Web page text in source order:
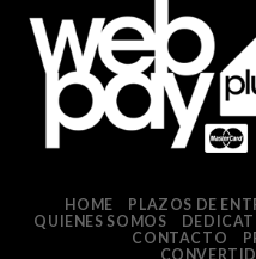
HOME PLAZOS DE
QUIENES SOMOS
CONTACTO